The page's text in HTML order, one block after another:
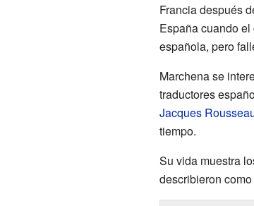
Francia después
España cuando el
española, pero
Marchena se
traductores
Jacques
tiempo.
Su vida muestra
describieron